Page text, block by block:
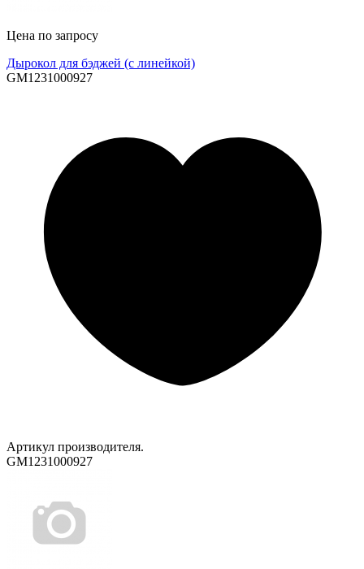
Цена по запросу
Дырокол для бэджей (с линейкой)
GM1231000927
Артикул производителя.
GM1231000927